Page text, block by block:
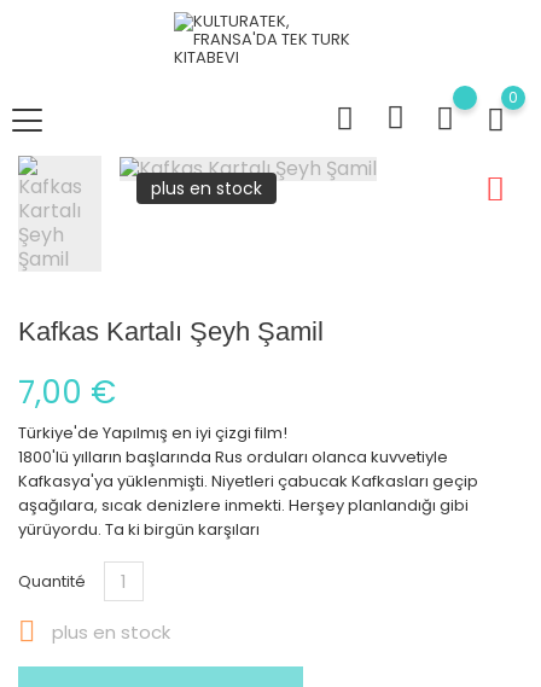
0
plus en stock
Kafkas Kartalı Şeyh Şamil
7,00 €
Türkiye'de Yapılmış en iyi çizgi film!
1800'lü yılların başlarında Rus orduları olanca kuvvetiyle
Kafkasya'ya yüklenmişti. Niyetleri çabucak Kafkasları geçip
aşağılara, sıcak denizlere inmekti. Herşey planlandığı gibi
yürüyordu. Ta ki birgün karşıları
Quantité
 plus en stock